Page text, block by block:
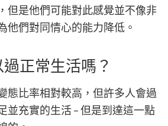
但是他們可能對此感覺並不像非
他們對同情心的能力降低。
正常生活嗎？
態比率相對較高，但許多人會過
並充實的生活 – 但是到達這一點